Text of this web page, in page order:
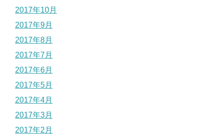
2017年10月
2017年9月
2017年8月
2017年7月
2017年6月
2017年5月
2017年4月
2017年3月
2017年2月